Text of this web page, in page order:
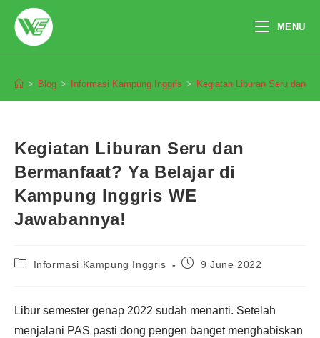
content
MENU
> Blog > Informasi Kampung Inggris > Kegiatan Liburan Seru dan
Kegiatan Liburan Seru dan
Bermanfaat? Ya Belajar di
Kampung Inggris WE
Jawabannya!
PostInformasi Kampung Inggris
Post9 June 2022
Libur semester genap 2022 sudah menanti. Setelah
menjalani PAS pasti dong pengen banget menghabiskan